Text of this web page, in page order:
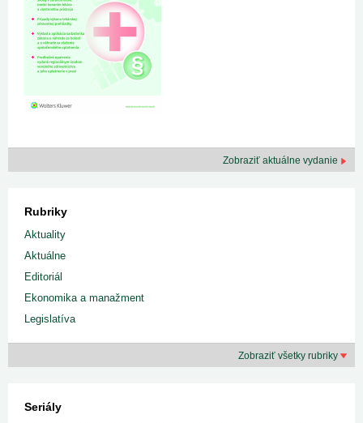
Zobraziť aktuálne vydanie
Rubriky
Aktuality
Aktuálne
Editoriál
Ekonomika a manažment
Legislatíva
Zobraziť všetky rubriky
Seriály